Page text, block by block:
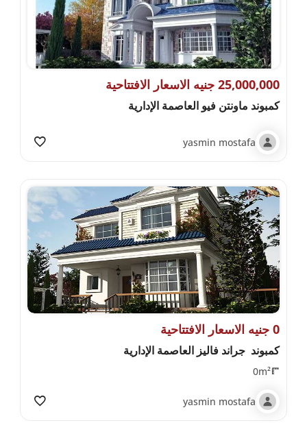
25,000,000 جنيه الاسعار الافتتاحية
كمبوند ماونتن فيو العاصمة الإدارية
yasmin mostafa
0 جنيه الاسعار الافتتاحية
كمبوند جراند فاليز العاصمة الإدارية
0m²
yasmin mostafa